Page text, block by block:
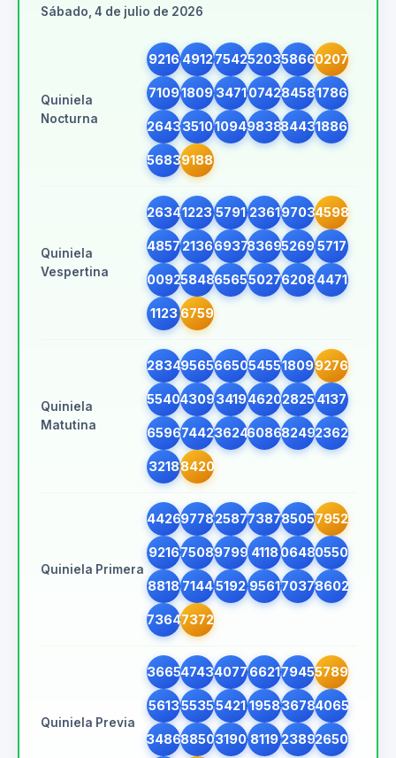
Sábado, 4 de julio de 2026
Quiniela
Nocturna
921649127542520358660207
710918093471074284581786
264335101094983884431886
56839188
Quiniela
Vespertina
26341223 5791236197034598
485721366937836952695717
009258486565502762084471
11236759
Quiniela
Matutina
283495656650545518099276
554043093419462028254137
659674423624608682492362
32188420
Quiniela Primera
442697782587738785057952
921675089799 411806480550
881871445192956170378602
73647372
Quiniela Previa
366547434077662179455789
561355355421195836784065
348688503190 811923892650